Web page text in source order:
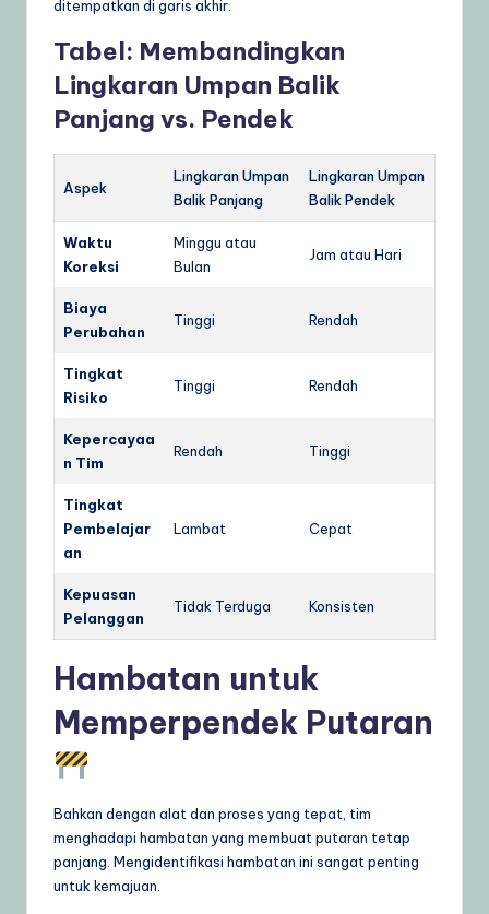
ditempatkan di garis akhir.
Tabel: Membandingkan
Lingkaran Umpan Balik
Panjang vs. Pendek
Aspek
Lingkaran Umpan
Balik Panjang
Lingkaran Umpan
Balik Pendek
Waktu
Koreksi
Minggu atau
Bulan
Jam atau Hari
Biaya
Perubahan
Tinggi Rendah
Tingkat
Risiko
Tinggi Rendah
Kepercayaa
n Tim
Rendah Tinggi
Tingkat
Pembelajar
an
Lambat Cepat
Kepuasan
Pelanggan
Tidak Terduga Konsisten
Hambatan untuk
Memperpendek Putaran
Bahkan dengan alat dan proses yang tepat, tim
menghadapi hambatan yang membuat putaran tetap
panjang. Mengidentifikasi hambatan ini sangat penting
untuk kemajuan.